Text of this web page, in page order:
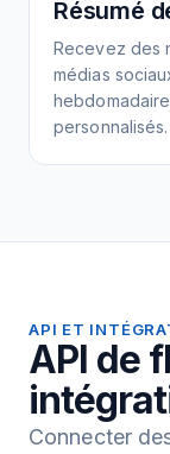
Résumé
Recevez des
médias
personnalisés.
API ET
API de
Connecter